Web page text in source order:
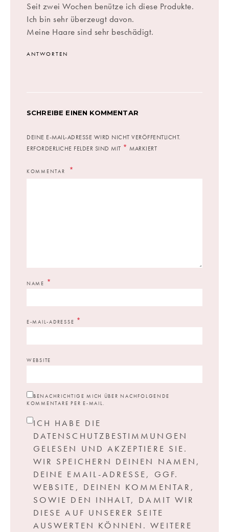
Seit zwei Wochen benütze ich diese Produkte.
Ich bin sehr überzeugt davon.
Meine Haare sind sehr beschädigt.
ANTWORTEN
SCHREIBE EINEN KOMMENTAR
DEINE E-MAIL-ADRESSE WIRD NICHT VERÖFFENTLICHT.
ERFORDERLICHE FELDER SIND MIT * MARKIERT
KOMMENTAR
NAME *
E-MAIL-ADRESSE *
WEBSITE
BENACHRICHTIGE MICH ÜBER NACHFOLGENDE
KOMMENTARE PER E-MAIL.
ICH HABE DIE
DATENSCHUTZBESTIMMUNGEN
GELESEN UND AKZEPTIERE SIE.
WIR SPEICHERN DEINEN NAMEN,
DEINE EMAIL-ADRESSE, GGF.
WEBSITE, DEINEN KOMMENTAR,
SOWIE DEN INHALT, DAMIT WIR
DIESE AUF UNSERER SEITE
AUSWERTEN KÖNNEN. WEITERE